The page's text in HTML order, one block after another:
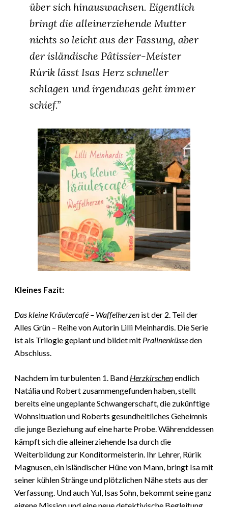
über sich hinauswachsen. Eigentlich
bringt die alleinerziehende Mutter
nichts so leicht aus der Fassung, aber
der isländische Pâtissier-Meister
Rúrik lässt Isas Herz schneller
schlagen und irgendwas geht immer
schief.”
Kleines Fazit:
Das kleine Kräutercafé – Waffelherzen ist der 2. Teil der
Alles Grün – Reihe von Autorin Lilli Meinhardis. Die Serie
ist als Trilogie geplant und bildet mit Pralinenküsseden
Abschluss.
Nachdem im turbulenten 1. Band Herzkirschenendlich
Natália und Robert zusammengefunden haben, stellt
bereits eine ungeplante Schwangerschaft, die zukünftige
Wohnsituation und Roberts gesundheitliches Geheimnis
die junge Beziehung auf eine harte Probe. Währenddessen
kämpft sich die alleinerziehende Isa durch die
Weiterbildung zur Konditormeisterin. Ihr Lehrer, Rúrik
Magnusen, ein isländischer Hüne von Mann, bringt Isa mit
seiner kühlen Stränge und plötzlichen Nähe stets aus der
Verfassung. Und auch Yul, Isas Sohn, bekommt seine ganz